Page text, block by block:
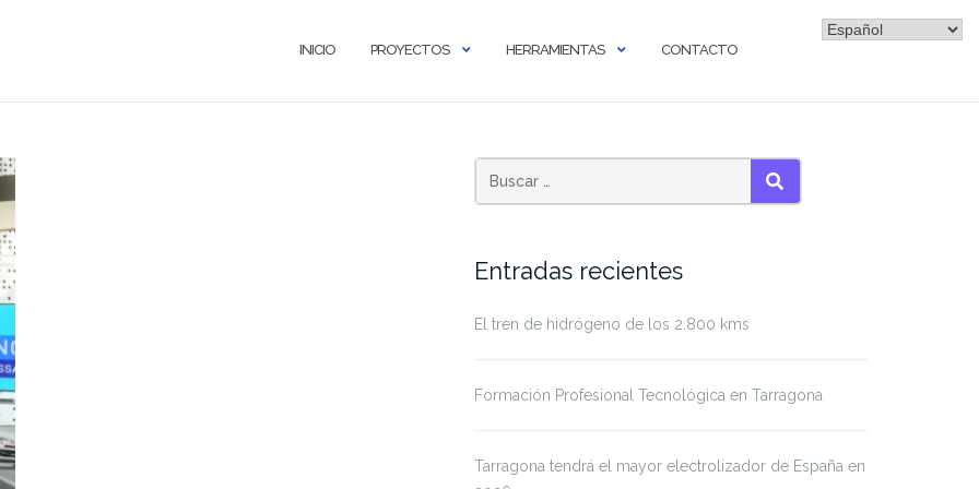
INICIO PROYECTOS HERRAMIENTAS CONTACTO
BUSCAR
Entradas recientes
El tren de hidrógeno de los 2.800 kms
Formación Profesional Tecnológica en Tarragona
Tarragona tendrá el mayor electrolizador de España en